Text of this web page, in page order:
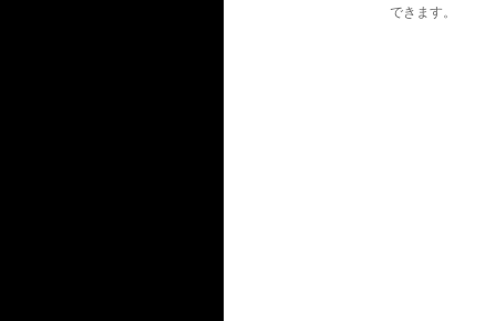
できます。